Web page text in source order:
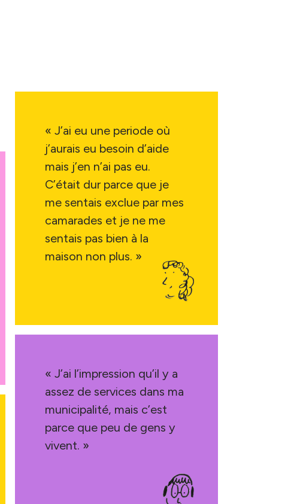
« J’ai eu une periode où
j’aurais eu besoin d’aide
mais j’en n’ai pas eu.
C’était dur parce que je
me sentais exclue par mes
camarades et je ne me
sentais pas bien à la
maison non plus. »
« J’ai l’impression qu’il y a
assez de services dans ma
municipalité, mais c’est
parce que peu de gens y
vivent. »